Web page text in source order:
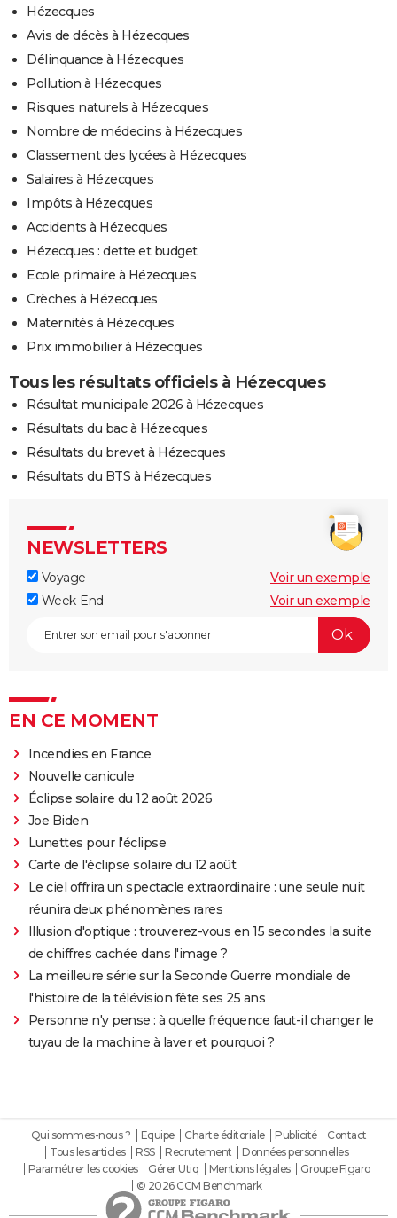
Hézecques
Avis de décès à Hézecques
Délinquance à Hézecques
Pollution à Hézecques
Risques naturels à Hézecques
Nombre de médecins à Hézecques
Classement des lycées à Hézecques
Salaires à Hézecques
Impôts à Hézecques
Accidents à Hézecques
Hézecques : dette et budget
Ecole primaire à Hézecques
Crèches à Hézecques
Maternités à Hézecques
Prix immobilier à Hézecques
Tous les résultats officiels à Hézecques
Résultat municipale 2026 à Hézecques
Résultats du bac à Hézecques
Résultats du brevet à Hézecques
Résultats du BTS à Hézecques
NEWSLETTERS
Voyage
Voir un exemple
Week-End
Voir un exemple
EN CE MOMENT
Incendies en France
Nouvelle canicule
Éclipse solaire du 12 août 2026
Joe Biden
Lunettes pour l'éclipse
Carte de l'éclipse solaire du 12 août
Le ciel offrira un spectacle extraordinaire : une seule nuit
réunira deux phénomènes rares
Illusion d'optique : trouverez-vous en 15 secondes la suite
de chiffres cachée dans l'image ?
La meilleure série sur la Seconde Guerre mondiale de
l'histoire de la télévision fête ses 25 ans
Personne n'y pense : à quelle fréquence faut-il changer le
tuyau de la machine à laver et pourquoi ?
Qui sommes-nous ? Equipe Charte éditoriale Publicité
Contact
Tous les articles
RSS Recrutement
Données personnelles
Paramétrer les cookies
Gérer Utiq Mentions légales
Groupe Figaro
© 2026 CCM Benchmark